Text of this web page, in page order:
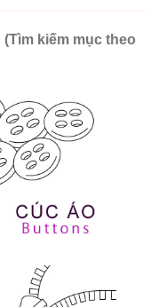
(Tìm kiếm mục theo